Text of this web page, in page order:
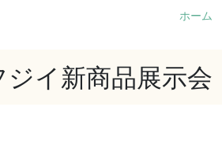
ホーム
イ新商品展示会